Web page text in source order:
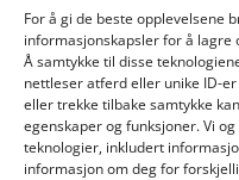
For å gi de beste opplevelsene
informasjonskapsler for å
Å samtykke til disse
nettleser atferd eller unike ID-
eller trekke tilbake samtykke
egenskaper og funksjoner. Vi
teknologier, inkludert
informasjon om deg for